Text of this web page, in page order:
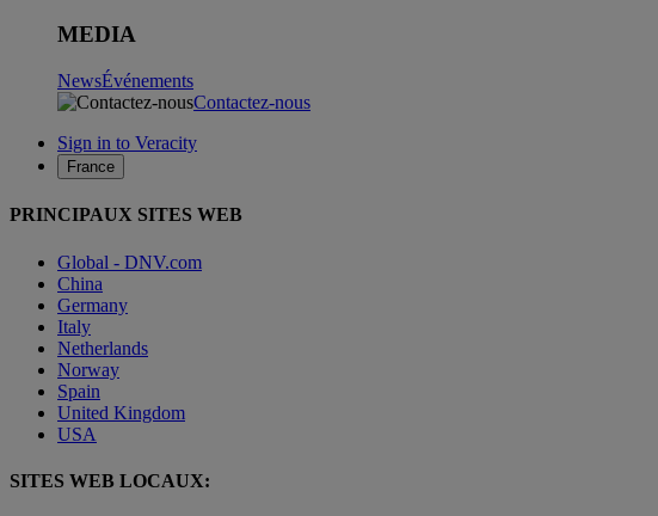
MEDIA
NewsÉvénements
Contactez-nous
Sign in to Veracity
France
PRINCIPAUX SITES WEB
Global - DNV.com
China
Germany
Italy
Netherlands
Norway
Spain
United Kingdom
USA
SITES WEB LOCAUX: